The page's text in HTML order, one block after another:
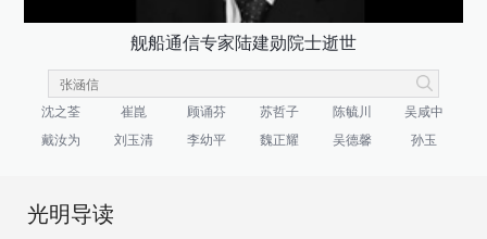
舰船通信专家陆建勋院士逝世
沈之荃 崔崑 顾诵芬 苏哲子 陈毓川
吴咸中
戴汝为
刘玉清 李幼平 魏正耀 吴德馨 孙玉
光明导读